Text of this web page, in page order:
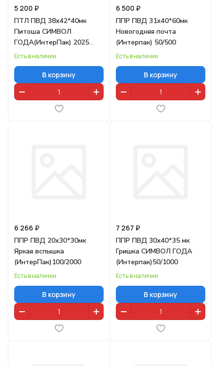
5 200 ₽
ПТЛ ПВД 38х42*40мк
Питоша СИМВОЛ
ГОДА(ИнтерПак) 2025
25/500
Есть в наличии
В корзину
6 500 ₽
ППР ПВД 31х40*60мк
Новогодняя почта
(Интерпак) 50/500
Есть в наличии
В корзину
6 266 ₽
ППР ПВД 20х30*30мк
Яркая вспышка
(ИнтерПак)100/2000
Есть в наличии
В корзину
7 267 ₽
ППР ПВД 30х40*35 мк
Гришка СИМВОЛ ГОДА
(Интерпак)50/1000
Есть в наличии
В корзину